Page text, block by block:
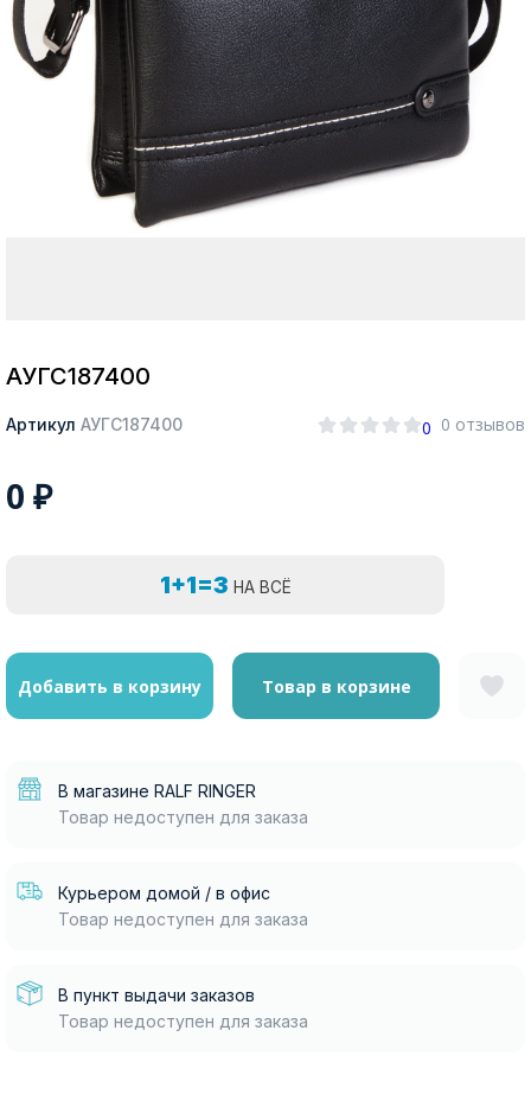
Москва
Да, все верно
АУГС187400
Артикул АУГС187400 0 0 отзывов
0 ₽
1+1=3 НА ВСЁ
Добавить в корзину Товар в корзине
В магазине RALF RINGER
Товар недоступен для заказа
Курьером домой / в офис
Товар недоступен для заказа
В пункт выдачи заказов
Товар недоступен для заказа